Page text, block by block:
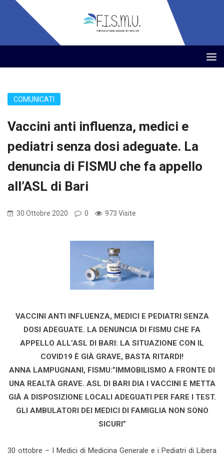
COMUNICATI
Vaccini anti influenza, medici e
pediatri senza dosi adeguate. La
denuncia di FISMU che fa appello
all’ASL di Bari
30 Ottobre 2020 0 973 Visite
VACCINI ANTI INFLUENZA, MEDICI E PEDIATRI SENZA
DOSI ADEGUATE. LA DENUNCIA DI FISMU CHE FA
APPELLO ALL’ASL DI BARI: LA SITUAZIONE CON IL
COVID19 È GIÀ GRAVE, BASTA RITARDI!
ANNA LAMPUGNANI, FISMU:”IMMOBILISMO A FRONTE DI
UNA REALTÀ GRAVE. ASL DI BARI DIA I VACCINI E METTA
GIÀ A DISPOSIZIONE LOCALI ADEGUATI PER FARE I TEST.
GLI AMBULATORI DEI MEDICI DI FAMIGLIA NON SONO
SICURI”
30 ottobre – I Medici di Medicina Generale e i Pediatri di Libera